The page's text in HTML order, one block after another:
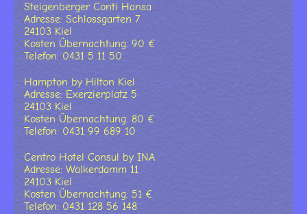
Steigenberger Conti Hansa
Adresse: Schlossgarten 7
24103 Kiel
Kosten Übernachtung: 90 €
Telefon: 0431 5 11 50
Hampton by Hilton Kiel
Adresse: Exerzierplatz 5
24103 Kiel
Kosten Übernachtung: 80 €
Telefon: 0431 99 689 10
Centro Hotel Consul by INA
Adresse: Walkerdamm 11
24103 Kiel
Kosten Übernachtung: 51 €
Telefon: 0431 128 56 148